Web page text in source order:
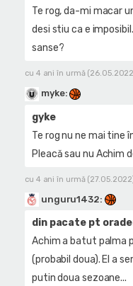
Te rog, da-mi macar
desi stiu ca e
sanse?
cu 4 ani în urmă
myke:
gyke
Te rog nu ne mai tine
Pleacă sau nu Achim
cu 4 ani în urmă
unguru1432:
din pacate pt
Achim a batut palma
(probabil doua). El a
putin doua sezoane...